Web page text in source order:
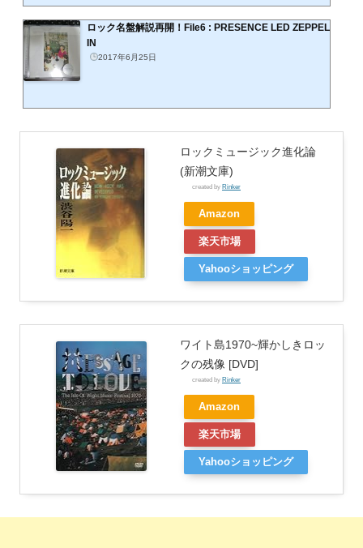
ロック名盤解説再開！File6 : PRESENCE LED ZEPPEL
IN
2017年6月25日
ロックミュージック進化論
(新潮文庫)
created by Rinker
Amazon
楽天市場
Yahooショッピング
ワイト島1970~輝かしきロッ
クの残像 [DVD]
created by Rinker
Amazon
楽天市場
Yahooショッピング